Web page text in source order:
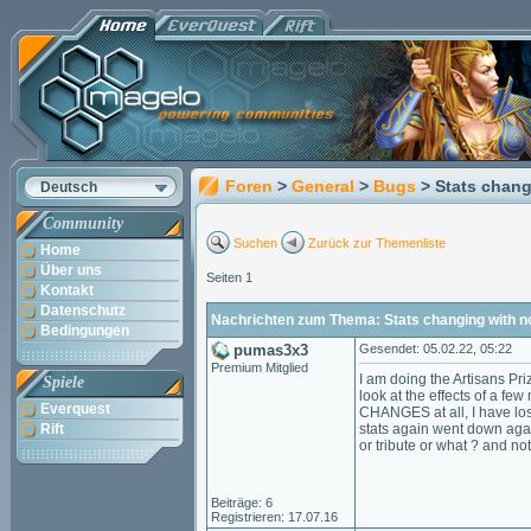
Deutsch
Community
Home
Über uns
Kontakt
Datenschutz
Bedingungen
Spiele
Everquest
Rift
Foren > General > Bugs > Stats
Suchen Zurück zur Themenliste
Seiten 1
Nachrichten zum Thema: Stats changing with
pumas3x3
Premium Mitglied
Beiträge: 6
Registrieren: 17.07.16
Gesendet: 05.02.22, 05:22
I am doing the Artisans
look at the effects of a
CHANGES at all, I have
stats again went down
or tribute or what ? and